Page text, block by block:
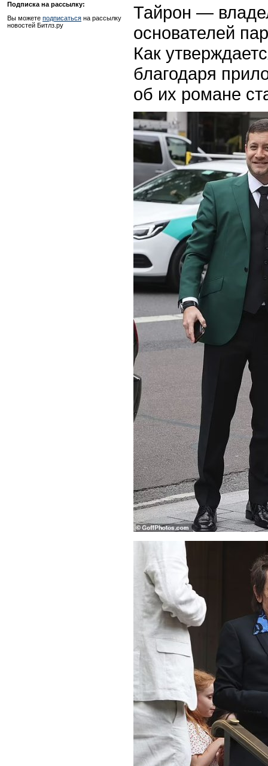
Подписка на рассылку:
Вы можете подписаться на рассылку
новостей Битлз.ру
Тайрон —
основателей
Как
благодаря
об их романе